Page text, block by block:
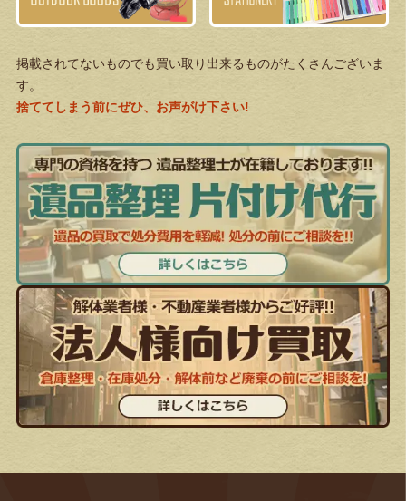
掲載されてないものでも買い取り出来るものがたくさんございま
す。
捨ててしまう前にぜひ、お声がけ下さい!